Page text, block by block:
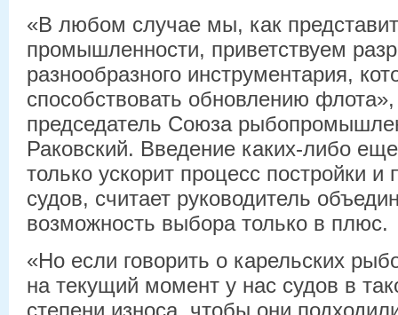
«В любом случае мы, как
промышленности, приветствуем
разнообразного инструментария,
способствовать обновлению
председатель Союза
Раковский. Введение каких-либо
только ускорит процесс постройки
судов, считает руководитель
возможность выбора только в плюс.
«Но если говорить о карельских
на текущий момент у нас судов в
степени износа, чтобы они